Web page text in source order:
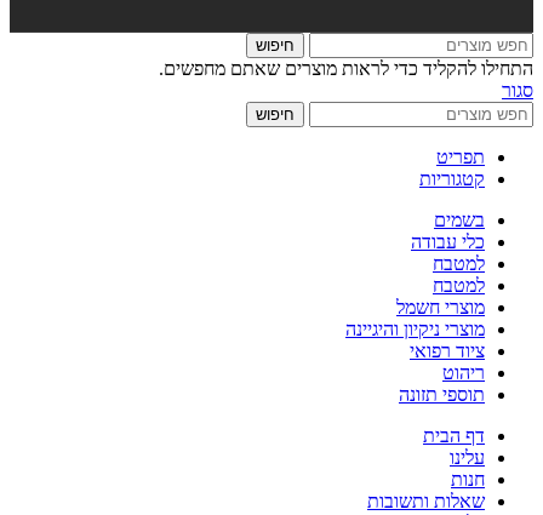
חיפוש
התחילו להקליד כדי לראות מוצרים שאתם מחפשים.
סגור
חיפוש
תפריט
קטגוריות
בשמים
כלי עבודה
למטבח
למטבח
מוצרי חשמל
מוצרי ניקיון והיגיינה
ציוד רפואי
ריהוט
תוספי תזונה
דף הבית
עלינו
חנות
שאלות ותשובות